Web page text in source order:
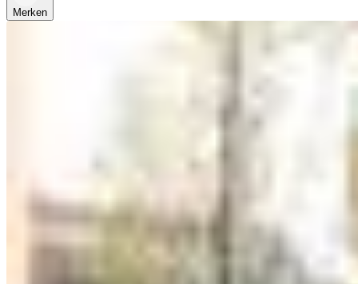
Merken